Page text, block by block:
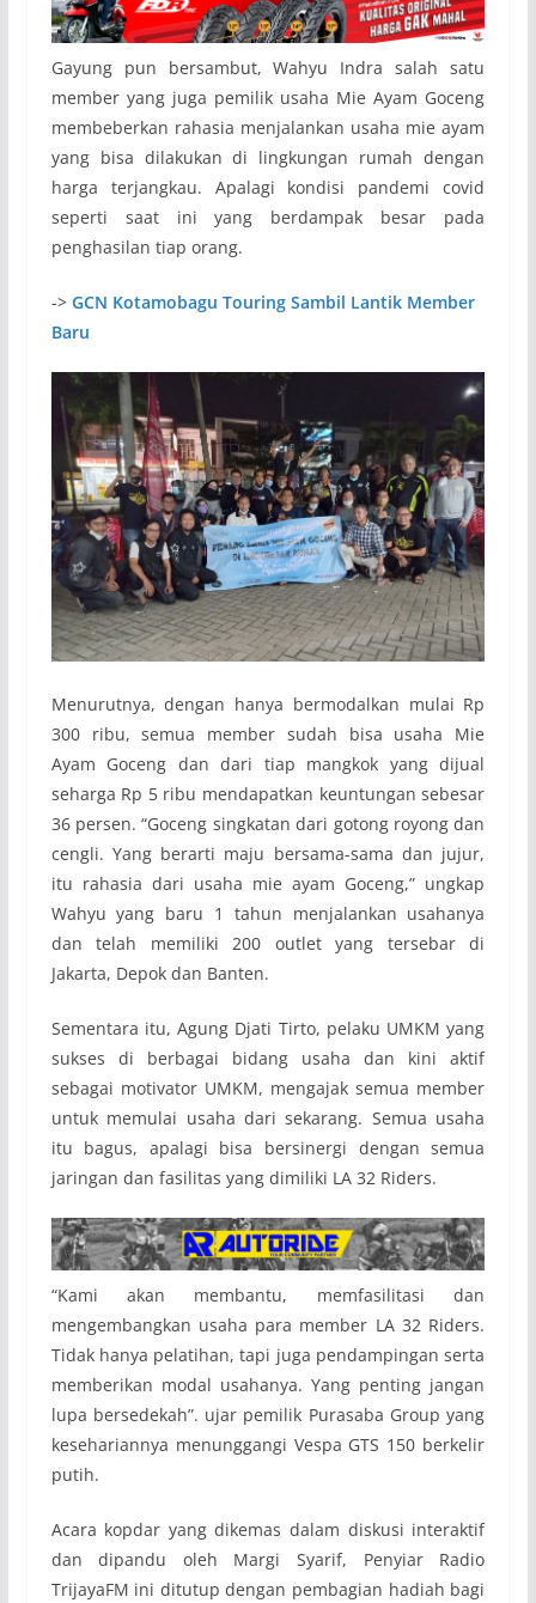
Gayung pun bersambut, Wahyu Indra salah satu
member yang juga pemilik usaha Mie Ayam Goceng
membeberkan rahasia menjalankan usaha mie ayam
yang bisa dilakukan di lingkungan rumah dengan
harga terjangkau. Apalagi kondisi pandemi covid
seperti saat ini yang berdampak besar pada
penghasilan tiap orang.
-> GCN Kotamobagu Touring Sambil Lantik Member
Baru
Menurutnya, dengan hanya bermodalkan mulai Rp
300 ribu, semua member sudah bisa usaha Mie
Ayam Goceng dan dari tiap mangkok yang dijual
seharga Rp 5 ribu mendapatkan keuntungan sebesar
36 persen. “Goceng singkatan dari gotong royong dan
cengli. Yang berarti maju bersama-sama dan jujur,
itu rahasia dari usaha mie ayam Goceng,” ungkap
Wahyu yang baru 1 tahun menjalankan usahanya
dan telah memiliki 200 outlet yang tersebar di
Jakarta, Depok dan Banten.
Sementara itu, Agung Djati Tirto, pelaku UMKM yang
sukses di berbagai bidang usaha dan kini aktif
sebagai motivator UMKM, mengajak semua member
untuk memulai usaha dari sekarang. Semua usaha
itu bagus, apalagi bisa bersinergi dengan semua
jaringan dan fasilitas yang dimiliki LA 32 Riders.
“Kami akan membantu, memfasilitasi dan
mengembangkan usaha para member LA 32 Riders.
Tidak hanya pelatihan, tapi juga pendampingan serta
memberikan modal usahanya. Yang penting jangan
lupa bersedekah”. ujar pemilik Purasaba Group yang
kesehariannya menunggangi Vespa GTS 150 berkelir
putih.
Acara kopdar yang dikemas dalam diskusi interaktif
dan dipandu oleh Margi Syarif, Penyiar Radio
TrijayaFM ini ditutup dengan pembagian hadiah bagi